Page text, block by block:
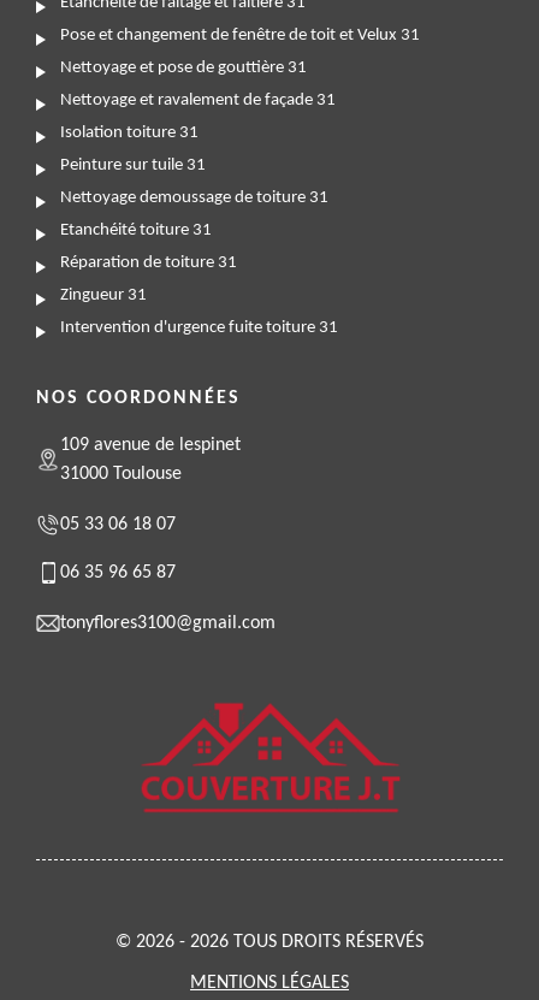
Pose et changement de fenêtre de toit et Velux 31
Nettoyage et pose de gouttière 31
Nettoyage et ravalement de façade 31
Isolation toiture 31
Peinture sur tuile 31
Nettoyage demoussage de toiture 31
Etanchéité toiture 31
Réparation de toiture 31
Zingueur 31
Intervention d'urgence fuite toiture 31
NOS COORDONNÉES
109 avenue de lespinet
31000 Toulouse
05 33 06 18 07
06 35 96 65 87
tonyflores3100@gmail.com
© 2026 - 2026 TOUS DROITS RÉSERVÉS
MENTIONS LÉGALES